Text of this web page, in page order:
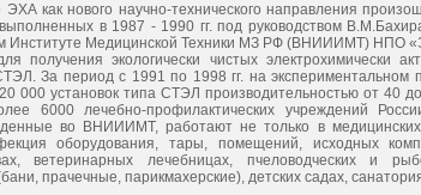
как нового научно-технического направления
в 1987 - 1990 гг. под руководством
Институте Медицинской Техники МЗ РФ (ВНИИИМТ) НПО
получения экологически чистых электрохимически
За период с 1991 по 1998 гг. на
000 установок типа СТЭЛ производительностью от 40
6000 лечебно-профилактических учреждений
во ВНИИИМТ, работают не только в
оборудования, тары, помещений, исходных
ветеринарных лечебницах, пчеловодческих и
прачечные, парикмахерские), детских садах,